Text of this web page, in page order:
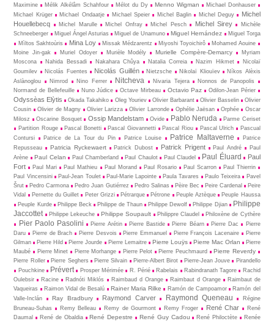
Maximine
Mélik Alkélâm Schahfour Mélot du Dy Menno Wigman
Michael Donhauser
Michael Krüger
Michael Ondaatje Michael Speier Michel Baglin Michel Deguy
Michel
Houellebecq
Michel Marulle Michel Onfray Michel Pesch Michel Sirey
Michèle
Schneeberger
Miguel Ángel Asturias Miguel de Unamuno Miguel Hernández
Miguel Torga
Mìltos Sakhtoùris
Mina Loy Missak Médzarentz Miyoshi Toyoichirô
Mohamed Aouine
Moine Jin-gak
Muriel Odoyer Murièle Modély Murielle Compère-Demarcy
Myriam
Moscona
Nahida Bessadi Nakahara Chûya Natalia Correia Nazim Hikmet
Nicolaï
Goumilev
Nicolás Fuentes Nicolás Guillén Nietz­sche Nikolaï Kliouïev
Níkos Alèxis
Aslànoglou
Nimrod Nino Ferrer Nitcheva Nivaria Tejera
Nonnos de Panopolis
Normand de Bellefeuille
Nuno Júdice Octave Mirbeau Octavio Paz Odilon-Jean Périer
Odyssèas Elỳtis Okada Takahiko Oleg Youriev Olivier Barbarant Olivier Basselin
Olivier
Cousin
Olivier de Magny Olivier Larizza Olivier Larronde Ophélie Jaësan Orphée
Oscar
Milosz
Oscarine Bosquet Ossip Mandelstam Ovide Pablo Neruda
Parme Ceriset
Partition Rouge
Pascal Bonetti Pascal Giovannetti Pascal Riou Pascal Ulrich
Pascual
Contursi
Patrice de La Tour du Pin Patrice Louise Patrice Maltaverne
Patrice
Repusseau
Patricia Ryckewaert Patrick Dubost Patrick Prigent Paul André
Paul
Arène
Paul Celan Paul Chamberland Paul Chaulot Paul Claudel Paul Éluard
Paul
Fort
Paul Mari Paul Mathieu Paul Morand Paul Rosario Paul Scarron
Paul Thierrin
Paul Vincensini
Paul-Jean Toulet Paul-Marie Lapointe Paula Tavares Paulo Teixeira
Pavel
Šrut
Pedro Carmona Pedro Juan Gutiérrez Pedro Salinas Pèire Bec Peire Cardenal
Peire
Vidal
Pernette du Guillet Peter Grizzi Pétrarque Pétrone Peuple Aztèque
Peuple Haussa
Peuple Kurde
Philippe Beck Philippe de Thaun Philippe Dewolf Philippe Djian
Philippe
Jaccottet
Philippe Lekeuche Philippe Soupault Philippre Claudel Philoxène de Cythère
Pier Paolo Pasolini Pierre Arétin Pierre Bastide Pierre Béarn Pierre Dac
Pierre
Daru
Pierre de Brach Pierre Desvois Pierre Emmanuel Pierre François Lacenaire
Pierre
Gilman
Pierre Hild Pierre Jourde Pierre Lemaitre Pierre Louÿs Pierre Mac Orlan
Pierre
Maubé
Pierre Minet Pierre Morhange Pierre Pelot Pierre Peuchmaurd Pierre Reverdy
Pierre Roller Pierre Seghers Pierre Silvain Pierre-Albert Birot Pierre-Jean Jouve
Pirandello
Pouchkine
Prévert Prosper Mérimée R. Périé Rabelais Rabindranath Tagore
Rachid
Oulebsir
Racine Radnóti Miklós Raimbaud d Orange Raimbaut d Orange
Raimbaut de
Vaqueiras
Raimon Vidal de Besalú Rainer Maria Rilke Ramón de Campoamor
Ramón del
Valle-Inclán
Ray Bradbury Raymond Carver Raymond Queneau
Régine
Bruneau-Suhas
Remy Belleau Remy de Gourmont Remy Froger René Char
René
Daumal
René de Obaldia René Depestre René Guy Cadou René Philoctète
Renée